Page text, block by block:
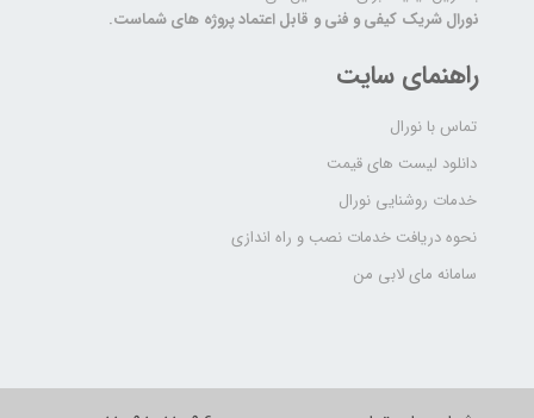
راهنمای سایت
تماس با نورال
دانلود لیست های قیمت
خدمات روشنایی نورال
نحوه دریافت خدمات نصب و راه اندازی
سامانه مای لابی من
نورال شریک کیفی و فنی و قابل اعتماد پروژه های شماست.